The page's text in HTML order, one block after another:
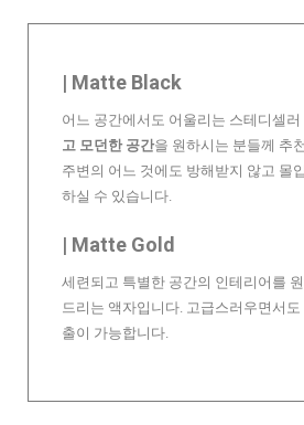
| Matte Black
어느 공간에서도 어울리는 스테디셀
고 모던한 공간을 원하시는 분들께 추
주변의 어느 것에도 방해받지 않고 몰
하실 수 있습니다.
| Matte Gold
세련되고 특별한 공간의 인테리어를
드리는 액자입니다. 고급스러우면서
출이 가능합니다.